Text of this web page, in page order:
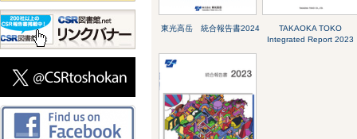
東光高岳 統合報告書2024
TAKAOKA TOKO
Integrated Report 2023